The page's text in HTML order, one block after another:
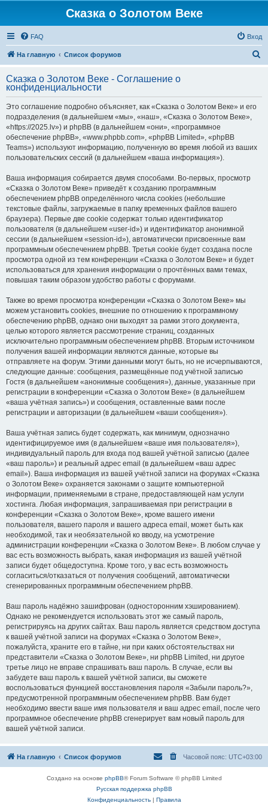
Сказка о Золотом Веке
FAQ Вход
На главную Список форумов
с
Сказка о Золотом Веке - Соглашение о
конфиденциальности
Это соглашение подробно объясняет, как «Сказка о Золотом Веке» и его
подразделения (в дальнейшем «мы», «наш», «Сказка о Золотом Веке»,
«https://2025.lv») и phpBB (в дальнейшем «они», «программное
обеспечение phpBB», «www.phpbb.com», «phpBB Limited», «phpBB
Teams») используют информацию, полученную во время любой из ваших
пользовательских сессий (в дальнейшем «ваша информация»).
Ваша информация собирается двумя способами. Во-первых, просмотр
«Сказка о Золотом Веке» приведёт к созданию программным
обеспечением phpBB определённого числа cookies (небольшие
текстовые файлы, загружаемые в папку временных файлов вашего
браузера). Первые две cookie содержат только идентификатор
пользователя (в дальнейшем «user-id») и идентификатор анонимной
сессии (в дальнейшем «session-id»), автоматически присвоенные вам
программным обеспечением phpBB. Третья cookie будет создана после
просмотра одной из тем конференции «Сказка о Золотом Веке» и будет
использоваться для хранения информации о прочтённых вами темах,
повышая таким образом удобство работы с форумами.
Также во время просмотра конференции «Сказка о Золотом Веке» мы
можем установить cookies, внешние по отношению к программному
обеспечению phpBB, однако они выходят за рамки этого документа,
целью которого является рассмотрение страниц, созданных
исключительно программным обеспечением phpBB. Вторым источником
получения вашей информации являются данные, которые вы
отправляете на форум. Этими данными могут быть, но не исчерпываются,
следующие данные: сообщения, размещённые под учётной записью
Гостя (в дальнейшем «анонимные сообщения»), данные, указанные при
регистрации в конференции «Сказка о Золотом Веке» (в дальнейшем
«ваша учётная запись») и сообщения, оставленные вами после
регистрации и авторизации (в дальнейшем «ваши сообщения»).
Ваша учётная запись будет содержать, как минимум, однозначно
идентифицируемое имя (в дальнейшем «ваше имя пользователя»),
индивидуальный пароль для входа под вашей учётной записью (далее
«ваш пароль») и реальный адрес email (в дальнейшем «ваш адрес
email»). Ваша информация из вашей учётной записи на форумах «Сказка
о Золотом Веке» охраняется законами о защите компьютерной
информации, применяемыми в стране, предоставляющей нам услуги
хостинга. Любая информация, запрашиваемая при регистрации в
конференции «Сказка о Золотом Веке», кроме вашего имени
пользователя, вашего пароля и вашего адреса email, может быть как
необходимой, так и необязательной ко вводу, на усмотрение
администрации конференции «Сказка о Золотом Веке». В любом случае у
вас есть возможность выбрать, какая информация из вашей учётной
записи будет общедоступна. Кроме того, у вас есть возможность
согласиться/отказаться от получения сообщений, автоматически
сгенерированных программным обеспечением phpBB.
Ваш пароль надёжно зашифрован (односторонним хэшированием).
Однако не рекомендуется использовать этот же самый пароль,
регистрируясь на других сайтах. Ваш пароль является средством доступа
к вашей учётной записи на форумах «Сказка о Золотом Веке»,
пожалуйста, храните его в тайне, ни при каких обстоятельствах ни
представители «Сказка о Золотом Веке», ни phpBB Limited, ни другое
третье лицо не вправе спрашивать ваш пароль. В случае, если вы
забудете ваш пароль к вашей учётной записи, вы сможете
воспользоваться функцией восстановления пароля «Забыли пароль?»,
предусмотренной программным обеспечением phpBB. Вам будет
необходимо ввести ваше имя пользователя и ваш адрес email, после чего
программное обеспечение phpBB сгенерирует вам новый пароль для
вашей учётной записи.
На главную Список форумов Часовой пояс: UTC+03:00
Создано на основе phpBB® Forum Software © phpBB Limited
Русская поддержка phpBB
Конфиденциальность| Правила